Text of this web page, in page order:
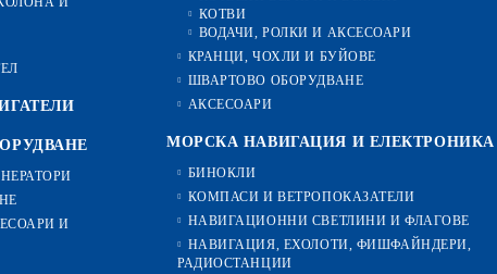
И
КОТВИ
ВОДАЧИ, РОЛКИ И АКСЕСОАРИ
КРАНЦИ, ЧОХЛИ И БУЙОВЕ
ШВАРТОВО ОБОРУДВАНЕ
АКСЕСОАРИ
МОРСКА НАВИГАЦИЯ И ЕЛЕКТРОНИКА
БИНОКЛИ
КОМПАСИ И ВЕТРОПОКАЗАТЕЛИ
НАВИГАЦИОННИ СВЕТЛИНИ И ФЛАГОВЕ
НАВИГАЦИЯ, ЕХОЛОТИ, ФИШФАЙНДЕРИ,
РАДИОСТАНЦИИ